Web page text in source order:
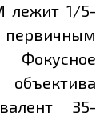
лежит 1/5-
35-